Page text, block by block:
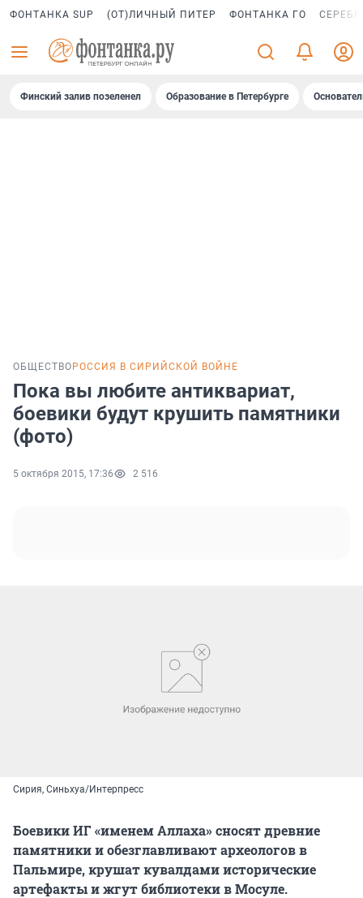
ФОНТАНКА SUP (ОТ)ЛИЧНЫЙ ПИТЕР ФОНТАНКА ГО
Финский залив позеленел Образование в Петербурге
ОБЩЕСТВО РОССИЯ В СИРИЙСКОЙ ВОЙНЕ
Пока вы любите антиквариат,
боевики будут крушить памятники
(фото)
5 октября 2015, 17:36 2 516
Сирия, Синьхуа/Интерпресс
Боевики ИГ «именем Аллаха» сносят древние
памятники и обезглавливают археологов в
Пальмире, крушат кувалдами исторические
артефакты и жгут библиотеки в Мосуле.